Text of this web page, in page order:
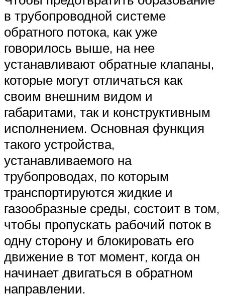
в трубопроводной системе
обратного потока, как уже
говорилось выше, на нее
устанавливают обратные клапаны,
которые могут отличаться как
своим внешним видом и
габаритами, так и конструктивным
исполнением. Основная функция
такого устройства,
устанавливаемого на
трубопроводах, по которым
транспортируются жидкие и
газообразные среды, состоит в том,
чтобы пропускать рабочий поток в
одну сторону и блокировать его
движение в тот момент, когда он
начинает двигаться в обратном
направлении.